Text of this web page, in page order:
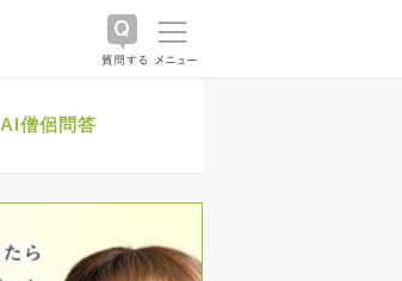
AI僧侶問答